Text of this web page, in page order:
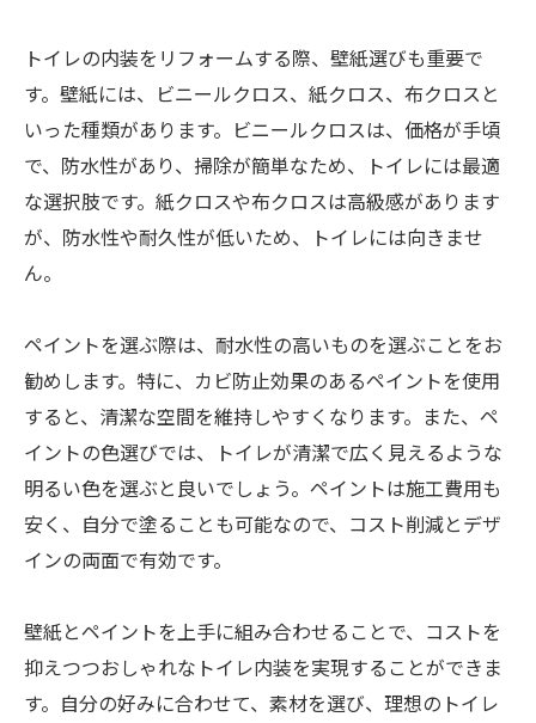
トイレの内装をリフォームする際、壁紙選びも重要で
す。壁紙には、ビニールクロス、紙クロス、布クロスと
いった種類があります。ビニールクロスは、価格が手頃
で、防水性があり、掃除が簡単なため、トイレには最適
な選択肢です。紙クロスや布クロスは高級感があります
が、防水性や耐久性が低いため、トイレには向きませ
ん。
ペイントを選ぶ際は、耐水性の高いものを選ぶことをお
勧めします。特に、カビ防止効果のあるペイントを使用
すると、清潔な空間を維持しやすくなります。また、ペ
イントの色選びでは、トイレが清潔で広く見えるような
明るい色を選ぶと良いでしょう。ペイントは施工費用も
安く、自分で塗ることも可能なので、コスト削減とデザ
インの両面で有効です。
壁紙とペイントを上手に組み合わせることで、コストを
抑えつつおしゃれなトイレ内装を実現することができま
す。自分の好みに合わせて、素材を選び、理想のトイレ